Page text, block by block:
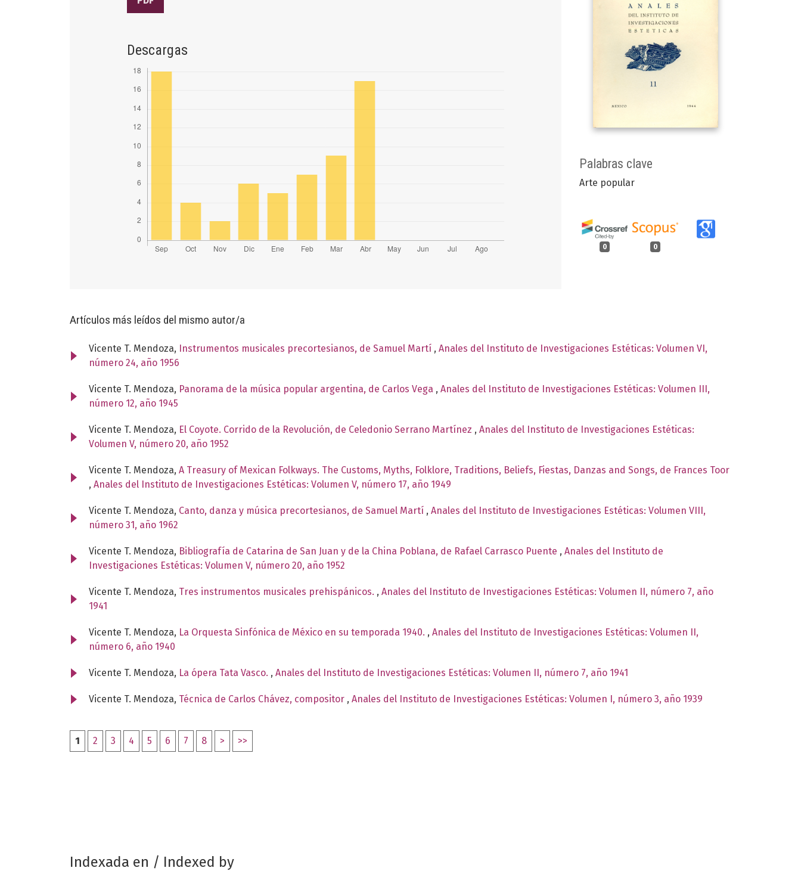
Palabras clave
Arte popular
0 0
Descargas
Artículos más leídos del mismo autor/a
Vicente T. Mendoza, Instrumentos musicales precortesianos, de Samuel Martí , Anales del Instituto de Investigaciones Estéticas: Volumen VI,
número 24, año 1956
Vicente T. Mendoza, Panorama de la música popular argentina, de Carlos Vega , Anales del Instituto de Investigaciones Estéticas: Volumen III,
número 12, año 1945
Vicente T. Mendoza, El Coyote. Corrido de la Revolución, de Celedonio Serrano Martínez , Anales del Instituto de Investigaciones Estéticas:
Volumen V, número 20, año 1952
Vicente T. Mendoza, A Treasury of Mexican Folkways. The Customs, Myths, Folklore, Traditions, Beliefs, Fiestas, Danzas and Songs, de Frances Toor
, Anales del Instituto de Investigaciones Estéticas: Volumen V, número 17, año 1949
Vicente T. Mendoza, Canto, danza y música precortesianos, de Samuel Martí , Anales del Instituto de Investigaciones Estéticas: Volumen VIII,
número 31, año 1962
Vicente T. Mendoza, Bibliografía de Catarina de San Juan y de la China Poblana, de Rafael Carrasco Puente , Anales del Instituto de
Investigaciones Estéticas: Volumen V, número 20, año 1952
Vicente T. Mendoza, Tres instrumentos musicales prehispánicos. , Anales del Instituto de Investigaciones Estéticas: Volumen II, número 7, año
1941
Vicente T. Mendoza, La Orquesta Sinfónica de México en su temporada 1940. , Anales del Instituto de Investigaciones Estéticas: Volumen II,
número 6, año 1940
Vicente T. Mendoza, La ópera Tata Vasco. , Anales del Instituto de Investigaciones Estéticas: Volumen II, número 7, año 1941
Vicente T. Mendoza, Técnica de Carlos Chávez, compositor , Anales del Instituto de Investigaciones Estéticas: Volumen I, número 3, año 1939
1 2 3 4 5 6 7 8 > >>
Indexada en / Indexed by